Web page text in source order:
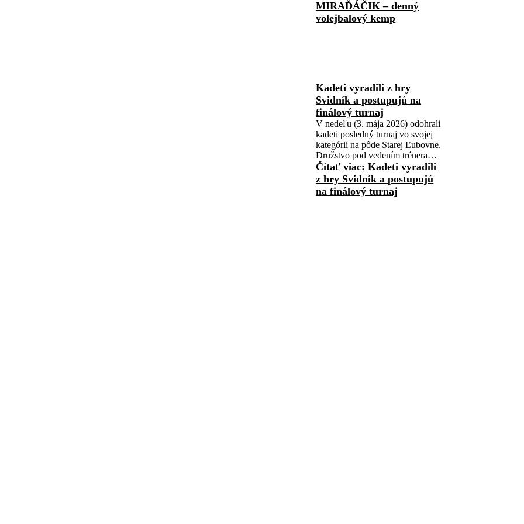
MIRAĎÁČIK – denný
volejbalový kemp
Kadeti vyradili z hry
Svidník a postupujú na
finálový turnaj
V nedeľu (3. mája 2026) odohrali
kadeti posledný turnaj vo svojej
kategórii na pôde Starej Ľubovne.
Družstvo pod vedením trénera…
Čítať viac: Kadeti vyradili
z hry Svidník a postupujú
na finálový turnaj